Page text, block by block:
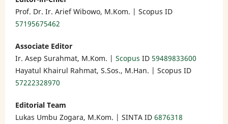
Prof. Dr. Ir. Arief Wibowo, M.Kom. | Scopus ID
57195675462
Associate Editor
Ir. Asep Surahmat, M.Kom. | Scopus ID 59489833600
Hayatul Khairul Rahmat, S.Sos., M.Han. | Scopus ID
57222328970
Editorial Team
Lukas Umbu Zogara, M.Kom. | SINTA ID 6876318